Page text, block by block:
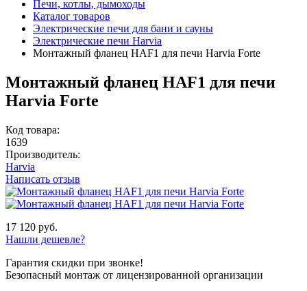
Печи, котлы, дымоходы
Каталог товаров
Электрические печи для бани и сауны
Электрические печи Harvia
Монтажный фланец HAF1 для печи Harvia Forte
Монтажный фланец HAF1 для печи
Harvia Forte
Код товара:
1639
Производитель:
Harvia
Написать отзыв
17 120 руб.
Нашли дешевле?
Гарантия скидки при звонке!
Безопасный монтаж от лицензированной организации